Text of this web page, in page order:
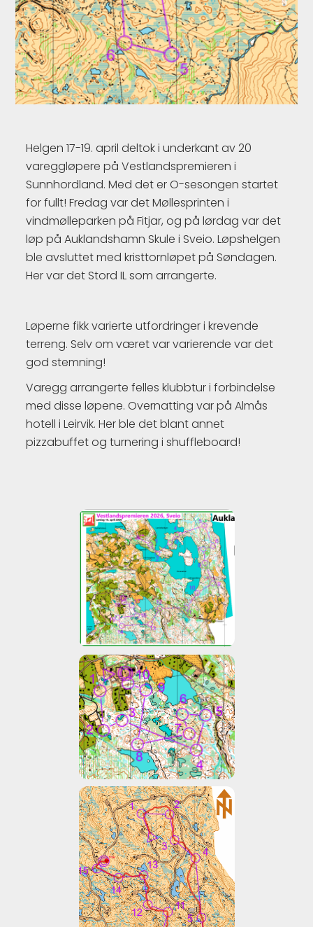
Helgen 17-19. april deltok i underkant av 20
vareggløpere på Vestlandspremieren i
Sunnhordland. Med det er O-sesongen startet
for fullt! Fredag var det Møllesprinten i
vindmølleparken på Fitjar, og på lørdag var det
løp på Auklandshamn Skule i Sveio. Løpshelgen
ble avsluttet med kristtornløpet på Søndagen.
Her var det Stord IL som arrangerte.
Løperne fikk varierte utfordringer i krevende
terreng. Selv om været var varierende var det
god stemning!
Varegg arrangerte felles klubbtur i forbindelse
med disse løpene. Overnatting var på Almås
hotell i Leirvik. Her ble det blant annet
pizzabuffet og turnering i shuffleboard!